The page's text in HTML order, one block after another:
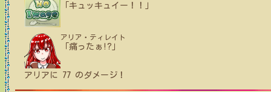
「キュッキュイー！！」
アリア・ティレイト
「痛ったぁ!?」
アリア に 77 のダメージ！